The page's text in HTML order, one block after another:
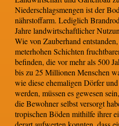
Niederschlagsmengen ist der
nährstoffarm. Lediglich
Jahre landwirtschaftlicher
Wie von Zauberhand
meterhohen Schichten
befinden, die vor mehr als 500
bis zu 25 Millionen Menschen
wie diese ehemaligen Dörfer
werden, müssen es gewesen
die Bewohner selbst versorgt
tropischen Böden mithilfe ihrer